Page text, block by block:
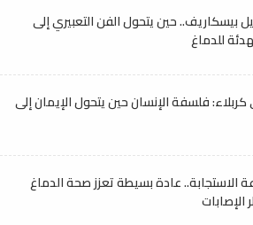
بيسكاريف.. حين يتحول الفن التعبيري إلى
للدماغ
كربلاء: فلسفة الإنسان حين يتحول الإيمان إلى
الاستجابة.. عادة بسيطة تعزز صحة الدماغ